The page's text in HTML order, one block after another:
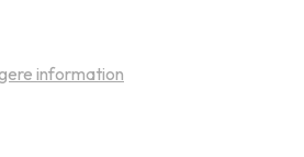
information